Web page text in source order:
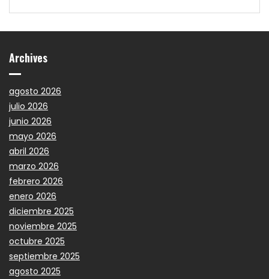
Archives
agosto 2026
julio 2026
junio 2026
mayo 2026
abril 2026
marzo 2026
febrero 2026
enero 2026
diciembre 2025
noviembre 2025
octubre 2025
septiembre 2025
agosto 2025